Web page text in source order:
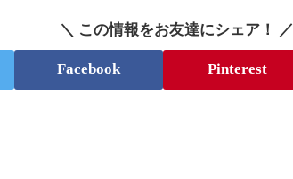
＼ この情報をお友達にシェア！ ／
Facebook Pinterest